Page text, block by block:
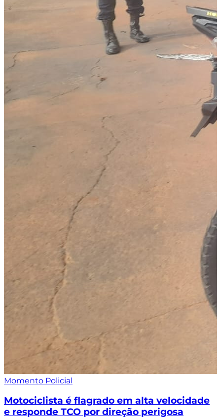
Momento Policial
Motociclista é flagrado em alta velocidade
e responde TCO por direção perigosa